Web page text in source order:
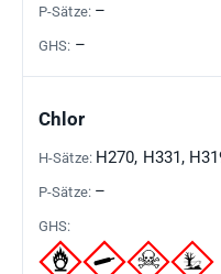
–
–
Chlor
H270, H331,
–